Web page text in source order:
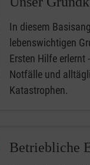
In diesem
lebenswichtigen
Ersten Hilfe erlernt
Notfälle und
Katastrophen.
Betriebliche